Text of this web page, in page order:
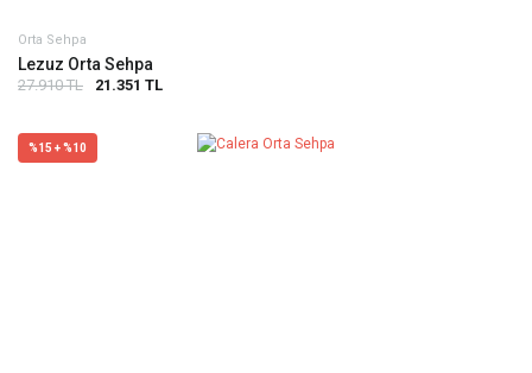
Orta Sehpa
Lezuz Orta Sehpa
27.910 TL 21.351 TL
%15 + %10